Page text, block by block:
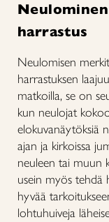
harrastus
Neulomisen
harrastuksen
matkoilla, se on
kun neulojat
elokuvanäytöksiä
ajan ja kirkoissa
neuleen tai muun
usein myös tehdä
hyvää
lohtuhuiveja